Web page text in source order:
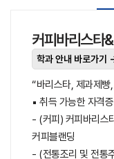
커피바리스타
학과 안내 바로가기
“바리스타, 제과제
▪ 취득 가능한 자격증
- (커피) 커피바리스
커피블랜딩
- (전통조리 및 전통